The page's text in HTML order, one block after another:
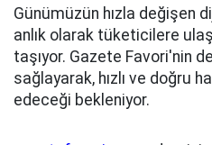
Günümüzün hızla değişen
anlık olarak tüketicilere
taşıyor. Gazete Favori'nin
sağlayarak, hızlı ve doğru
edeceği bekleniyor.